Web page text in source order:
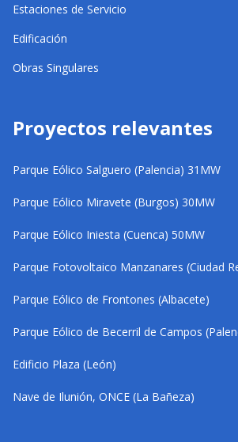
Estaciones de Servicio
Edificación
Obras Singulares
Proyectos relevantes
Parque Eólico Salguero (Palencia) 31MW
Parque Eólico Miravete (Burgos) 30MW
Parque Eólico Iniesta (Cuenca) 50MW
Parque Fotovoltaico Manzanares (Ciudad
Parque Eólico de Frontones (Albacete)
Parque Eólico de Becerril de Campos
Edificio Plaza (León)
Nave de Ilunión, ONCE (La Bañeza)